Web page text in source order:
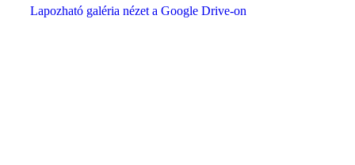
Lapozható galéria nézet a Google Drive-on